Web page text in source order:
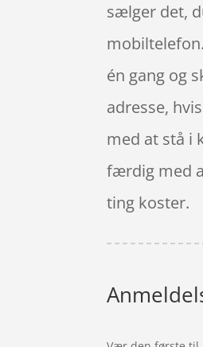
sælger det,
én gang og
adresse,
med at stå i
færdig med
ting koster.